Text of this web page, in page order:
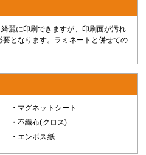
麗に印刷できますが、印刷面が汚れ
となります。ラミネートと併せての
・マグネットシート
・不織布(クロス)
・エンボス紙